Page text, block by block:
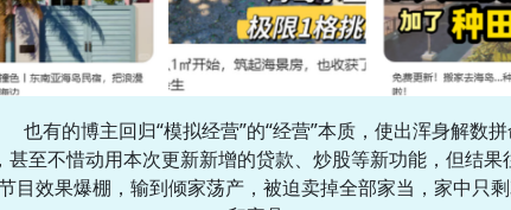
也有的博主回归“模拟经营”的“经营”本质，使出浑身解数
甚至不惜动用本次更新新增的贷款、炒股等新功能，但结果
目效果爆棚，输到倾家荡产，被迫卖掉全部家当，家中只